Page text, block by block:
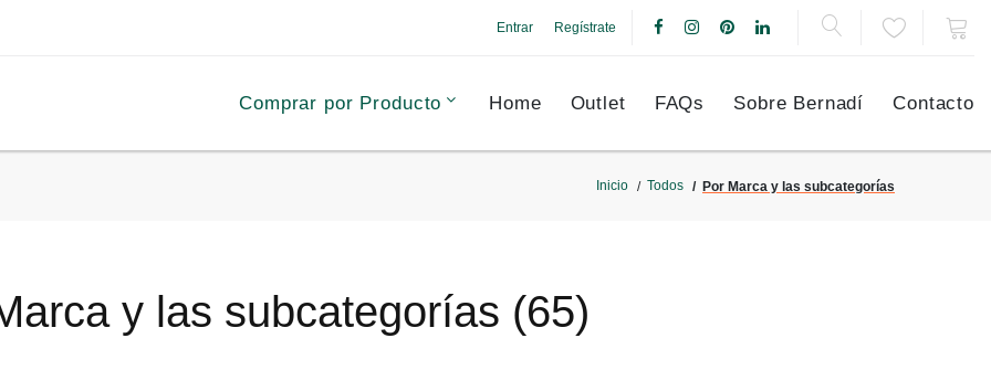
Entrar Regístrate
Comprar por Producto Home Outlet FAQs Sobre Bernadí Contacto
Inicio Todos Por Marca y las subcategorías
y las subcategorías (65)